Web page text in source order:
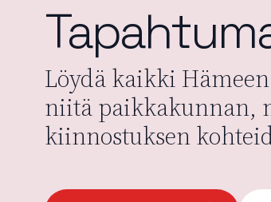
Löydä kaikki
niitä paikkakunnan,
kiinnostuksen